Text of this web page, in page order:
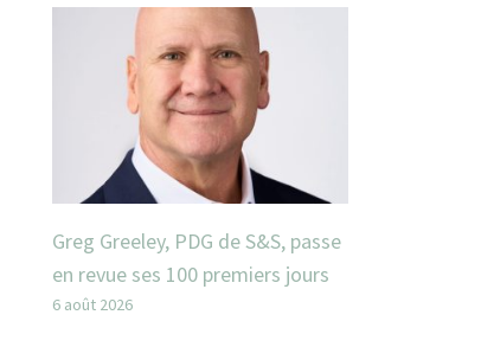
Greg Greeley, PDG de S&S, passe
en revue ses 100 premiers jours
6 août 2026